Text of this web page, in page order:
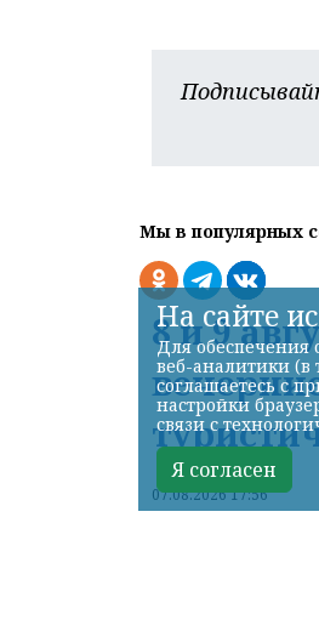
Мы в популярных
8 и 9
07.08.2026 17:56
На сайте
Для обеспечения
веб-аналитики (в
соглашаетесь с
настройки
связи с
Я согласен